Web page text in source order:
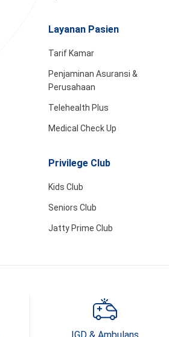
Layanan Pasien
Tarif Kamar
Penjaminan Asuransi &
Perusahaan
Telehealth Plus
Medical Check Up
Privilege Club
Kids Club
Seniors Club
Jatty Prime Club